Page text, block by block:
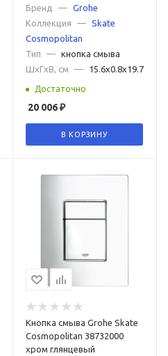
Бренд
—
Grohe
Коллекция
—
Skate
Cosmopolitan
Тип
—
кнопка смыва
ШxГxВ, см
— 15.6x0.8x19.7
Достаточно
20 006₽
В КОРЗИНУ
Кнопка смыва Grohe Skate
Cosmopolitan 38732000
хром глянцевый